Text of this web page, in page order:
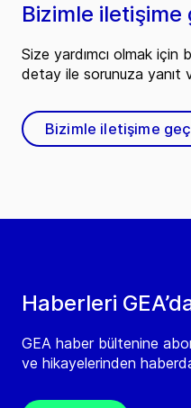
Haberleri
GEA haber bültenine
ve hikayelerinden
Bizimle iletişime
Size yardımcı olmak için
detay ile sorunuza yanıt
Bizimle iletişime